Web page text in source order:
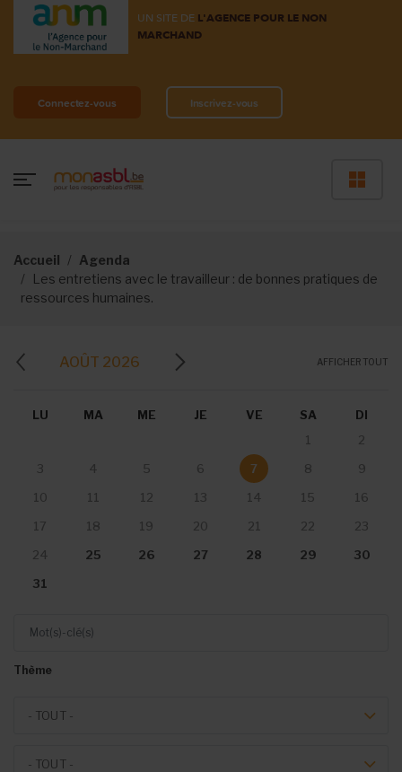
UN SITE DE L'AGENCE POUR LE NON
MARCHAND
Connectez-vous Inscrivez-vous
Accueil
Agenda
Les entretiens avec le travailleur : de bonnes pratiques de
ressources humaines.
AOÛT 2026
LU MA ME JE VE SA
DI
1
2
3
4 5 6 7 8
9
10
11 12 13 14 15
16
17
18 19 20 21 22
23
24
25 26 27 28 29
30
31
AFFICHER TOUT
Thème
- TOUT -
- TOUT -